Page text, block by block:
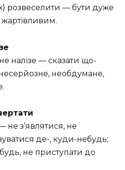
розвеселити — бути дуже
налізе — сказати що-
необдумане,
не з’являтися, не
де-, куди-небудь;
не приступати до